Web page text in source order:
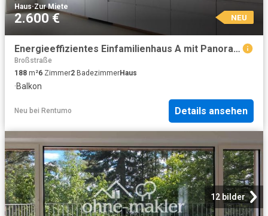
Haus·Zur Miete
2.600 € NEU
Energieeffizientes Einfamilienhaus A mit Panoramablick im Taunus
Broßstraße
188 m²6 Zimmer2 BadezimmerHaus
·Balkon
Neu bei Rentumo Details ansehen
12 bilder